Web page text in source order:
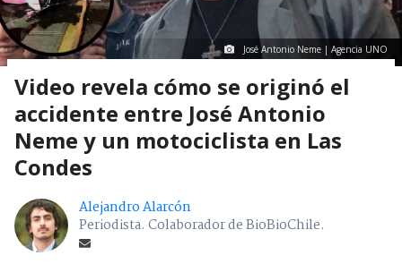
José Antonio Neme | Agencia UNO
Video revela cómo se originó el
accidente entre José Antonio
Neme y un motociclista en Las
Condes
Alejandro Alarcón
Periodista. Colaborador de BioBioChile.